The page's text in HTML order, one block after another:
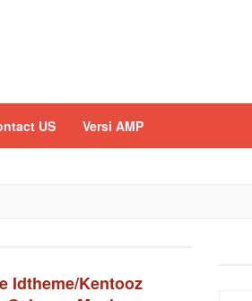
US Versi AMP
Idtheme/Kentooz